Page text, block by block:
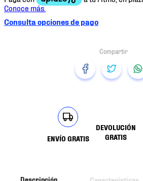
Consulta opciones de pago
ENVÍO GRATIS
DEVOLUCIÓN
GRATIS
Descripción Características